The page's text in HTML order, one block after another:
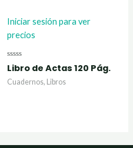
Iniciar sesión para ver
precios
Valorado
con
0
de
Libro de Actas 120 Pág.
Cuadernos, Libros